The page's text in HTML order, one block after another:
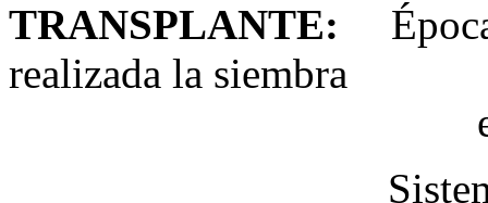
TRANSPLANTE:
realizada la siembra
en el
Sistemas: Un